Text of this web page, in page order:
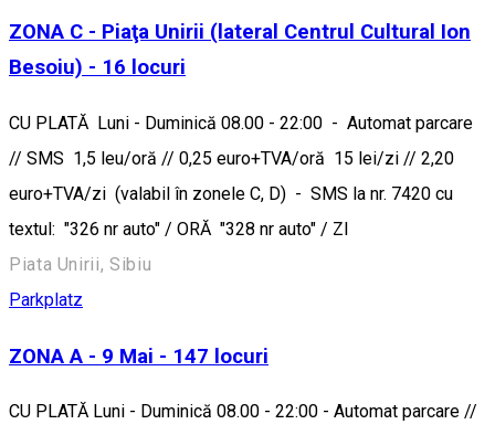
ZONA C - Piaţa Unirii (lateral Centrul Cultural Ion
Besoiu) - 16 locuri
CU PLATĂ Luni - Duminică 08.00 - 22:00 - Automat parcare
// SMS 1,5 leu/oră // 0,25 euro+TVA/oră 15 lei/zi // 2,20
euro+TVA/zi (valabil în zonele C, D) - SMS la nr. 7420 cu
textul: "326 nr auto" / ORĂ "328 nr auto" / ZI
Piata Unirii, Sibiu
Parkplatz
ZONA A - 9 Mai - 147 locuri
CU PLATĂ Luni - Duminică 08.00 - 22:00 - Automat parcare //